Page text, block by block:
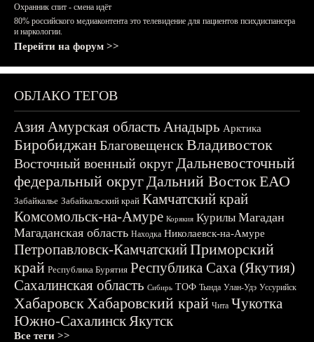
Охранник спит - смена идёт
80% российского медиаконтента это телевидение для пациентов психдиспансера
и наркологии.
Перейти на форум >>
ОБЛАКО ТЕГОВ
АзияАмурская область Анадырь Арктика
БиробиджанБлаговещенскВладивосток
Восточный военный округДальневосточный
федеральный округДальний ВостокЕАО
Забайкалье Забайкальский край Камчатский край
Комсомольск-на-Амуре Корякия Курилы Магадан
Магаданская область Находка Николаевск-на-Амуре
Петропавловск-КамчатскийПриморский
край Республика Бурятия Республика Саха (Якутия)
Сахалинская область Сибирь ТОФ Тында Улан-Удэ Уссурийск
ХабаровскХабаровский край Чита Чукотка
Южно-СахалинскЯкутск
Все теги >>